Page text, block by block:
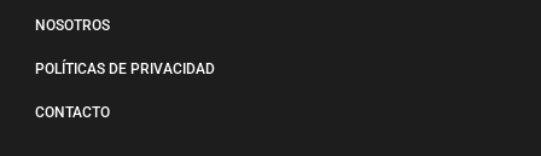
NOSOTROS
POLÍTICAS DE PRIVACIDAD
CONTACTO